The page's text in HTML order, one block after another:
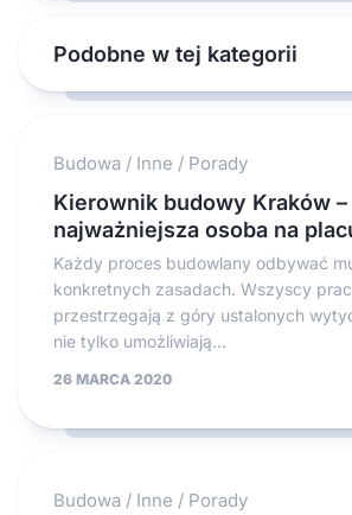
Podobne w tej kategorii
Budowa / Inne / Porady
Kierownik budowy Kraków –
najważniejsza osoba na
Każdy proces budowlany odbywać
konkretnych zasadach. Wszyscy
przestrzegają z góry ustalonych
nie tylko umożliwiają...
26 MARCA 2020
Budowa / Inne / Porady